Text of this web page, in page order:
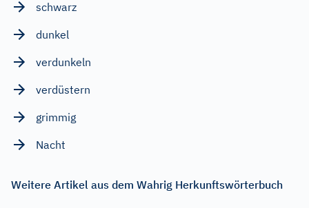
schwarz
dunkel
verdunkeln
verdüstern
grimmig
Nacht
Weitere Artikel aus dem Wahrig Herkunftswörterbuch